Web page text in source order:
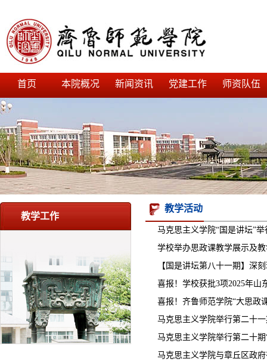
首页 本院概况 新闻资讯 党建工作 师资队伍
教学工作
教学活动
马克思主义学院“国是讲坛”
学校举办思政课教学展示及
【国是讲坛第八十一期】深
喜报！学校获批3项2025年山
喜报！齐鲁师范学院“大思政
马克思主义学院举行第二十
马克思主义学院举行第二十
马克思主义学院与章丘区政